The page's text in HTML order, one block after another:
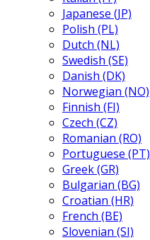
Japanese (JP)
Polish (PL)
Dutch (NL)
Swedish (SE)
Danish (DK)
Norwegian (NO)
Finnish (FI)
Czech (CZ)
Romanian (RO)
Portuguese (PT)
Greek (GR)
Bulgarian (BG)
Croatian (HR)
French (BE)
Slovenian (SI)